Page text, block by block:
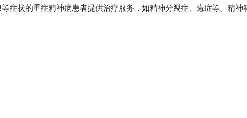
症状的重症精神病患者提供治疗服务，如精神分裂症、癔症等。精神